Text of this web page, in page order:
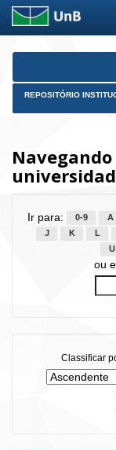
Skip
REPOSITÓRIO
Ir para: 0-9 A
J
K L
U
ou
Classificar